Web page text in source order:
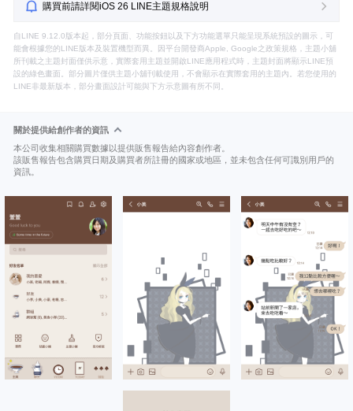
購買前請詳閱iOS 26 LINE主題規格說明
自LINE 9.12.0版本起，部分頁面、功能按鈕以及下方功能選單只能呈現系統預設的圖示，可
能會根據您的LINE版本及裝置機型而異。因平台開發商Apple, Google之政策規格，主題小舖
所刊載之主題封面僅供示意，實際套用主題並開啟LINE應用程式時，主題封面將顯示LINE預
設的綠色畫面。部分圖片僅供主題小舖刊載使用，不會顯示在實際套用的主題內。若您使用的
LINE非最新版本，部分畫面設計可能與下方示意圖有所不同。
關於提供給創作者的資訊
本公司收集相關購買數據以提供販售報告給內容創作者。
該販售報告包含購買日期及購買者所註冊的國家或地區，並未包含任何可識別用戶的
資訊。